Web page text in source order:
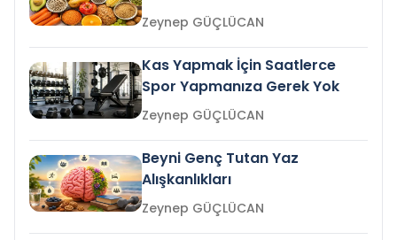
Zeynep GÜÇLÜCAN
Kas Yapmak İçin Saatlerce
Spor Yapmanıza Gerek Yok
Zeynep GÜÇLÜCAN
Beyni Genç Tutan Yaz
Alışkanlıkları
Zeynep GÜÇLÜCAN